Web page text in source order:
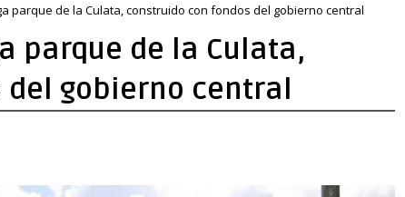
parque de la Culata, construido con fondos del gobierno central
parque de la Culata,
gobierno central